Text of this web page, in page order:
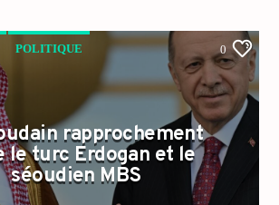
POLITIQUE 0
rapprochement
le turc Erdogan et le
séoudien MBS